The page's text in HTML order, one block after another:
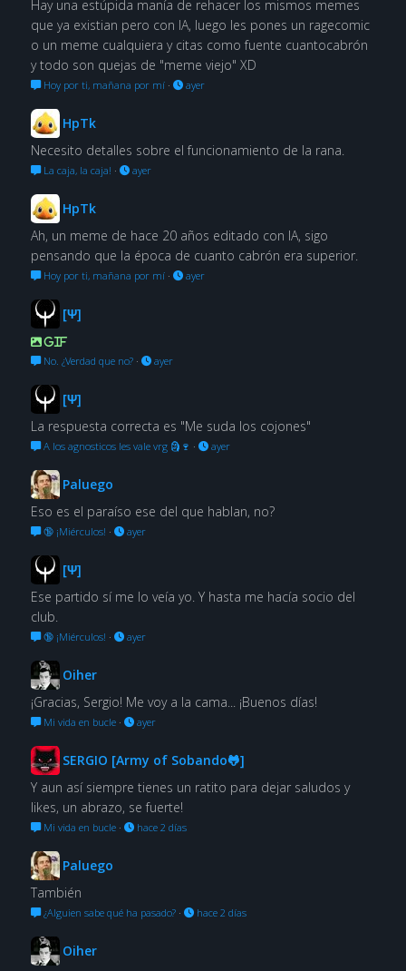
Hay una estúpida manía de rehacer los mismos memes
que ya existian pero con IA, luego les pones un ragecomic
o un meme cualquiera y citas como fuente cuantocabrón
y todo son quejas de "meme viejo" XD
Hoy por ti, mañana por mí· ayer
HpTk
Necesito detalles sobre el funcionamiento de la rana.
La caja, la caja! · ayer
HpTk
Ah, un meme de hace 20 años editado con IA, sigo
pensando que la época de cuanto cabrón era superior.
Hoy por ti, mañana por mí· ayer
[Ψ]
GIF
No. ¿Verdad que no?· ayer
[Ψ]
La respuesta correcta es "Me suda los cojones"
A los agnosticos les vale vrg 🗿🍷 · ayer
Paluego
Eso es el paraíso ese del que hablan, no?
🔞 ¡Miérculos! · ayer
[Ψ]
Ese partido sí me lo veía yo. Y hasta me hacía socio del
club.
🔞 ¡Miérculos! · ayer
Oiher
¡Gracias, Sergio! Me voy a la cama... ¡Buenos días!
Mi vida en bucle· ayer
SERGIO [Army of Sobando🐸]
Y aun así siempre tienes un ratito para dejar saludos y
likes, un abrazo, se fuerte!
Mi vida en bucle· hace 2 días
Paluego
También
¿Alguien sabe qué ha pasado?· hace 2 días
Oiher